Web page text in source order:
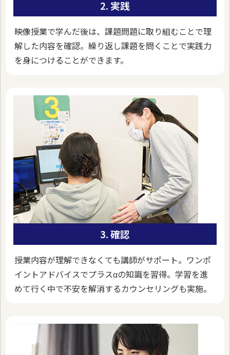
2. 実践
映像授業で学んだ後は、課題問題に取り組むことで理
解した内容を確認。繰り返し課題を問くことで実践力
を身につけることができます。
3. 確認
授業内容が理解できなくても講師がサポート。ワンポ
イントアドバイスでプラスαの知識を習得。学習を進
めて行く中で不安を解消するカウンセリングも実施。